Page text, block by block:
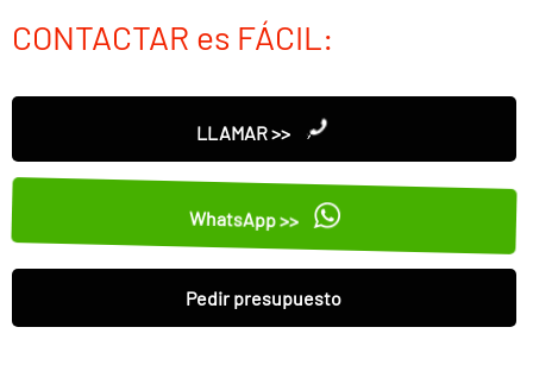
CONTACTAR es FÁCIL:
LLAMAR >>
WhatsApp >>
Pedir presupuesto